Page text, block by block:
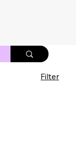
Filter